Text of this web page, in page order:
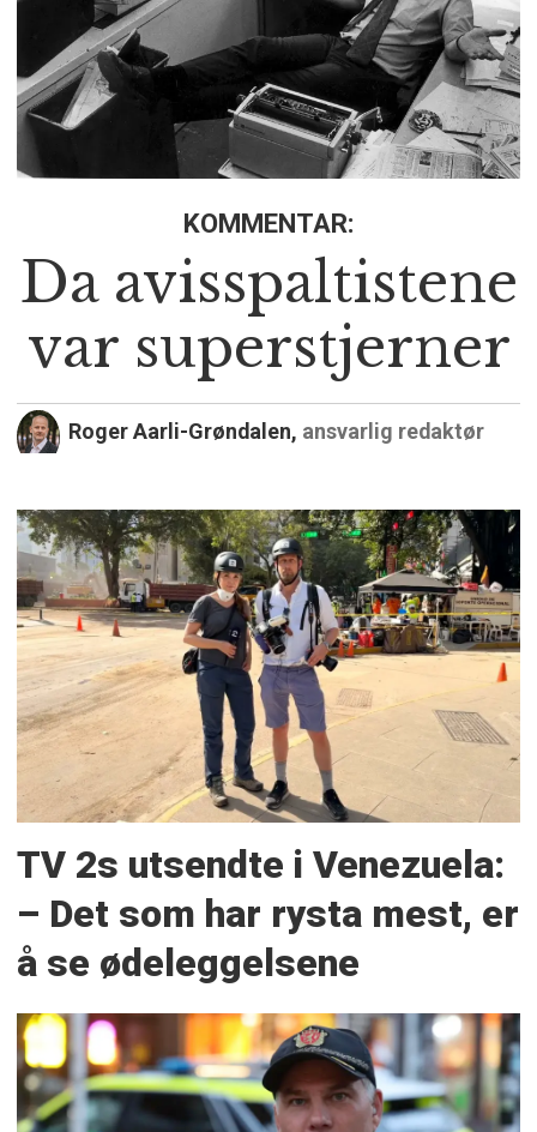
KOMMENTAR:
Da avisspaltistene
var superstjerner
Roger Aarli-Grøndalen, ansvarlig redaktør
TV 2s utsendte i Venezuela:
– Det som har rysta mest, er
å se ødeleggelsene